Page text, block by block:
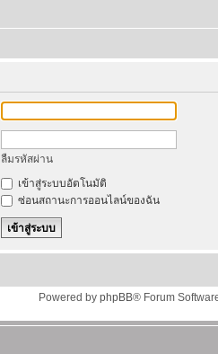
ลืมรหัสผ่าน
เข้าสู่ระบบอัตโนมัติ
ซ่อนสถานะการออนไลน์ของฉัน
Powered by phpBB® Forum